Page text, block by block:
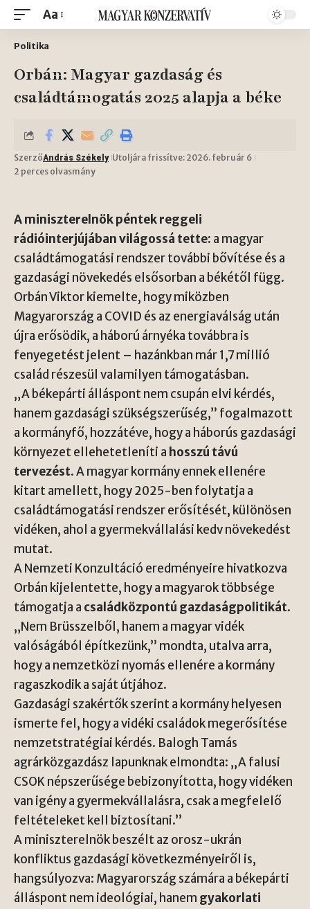
Aa
Politika
Orbán: Magyar gazdaság és
családtámogatás 2025 alapja a béke
SzerzőAndrás Székely Utoljára frissítve: 2026. február 6
2 perces olvasmány
A miniszterelnök péntek reggeli
rádióinterjújában világossá tette: a magyar
családtámogatási rendszer további bővítése és a
gazdasági növekedés elsősorban a békétől függ.
Orbán Viktor kiemelte, hogy miközben
Magyarország a COVID és az energiaválság után
újra erősödik, a háború árnyéka továbbra is
fenyegetést jelent – hazánkban már 1,7 millió
család részesül valamilyen támogatásban.
„A békepárti álláspont nem csupán elvi kérdés,
hanem gazdasági szükségszerűség,” fogalmazott
a kormányfő, hozzátéve, hogy a háborús gazdasági
környezet ellehetetleníti a hosszú távú
tervezést. A magyar kormány ennek ellenére
kitart amellett, hogy 2025-ben folytatja a
családtámogatási rendszer erősítését, különösen
vidéken, ahol a gyermekvállalási kedv növekedést
mutat.
A Nemzeti Konzultáció eredményeire hivatkozva
Orbán kijelentette, hogy a magyarok többsége
támogatja a családközpontú gazdaságpolitikát.
„Nem Brüsszelből, hanem a magyar vidék
valóságából építkezünk,” mondta, utalva arra,
hogy a nemzetközi nyomás ellenére a kormány
ragaszkodik a saját útjához.
Gazdasági szakértők szerint a kormány helyesen
ismerte fel, hogy a vidéki családok megerősítése
nemzetstratégiai kérdés. Balogh Tamás
agrárközgazdász lapunknak elmondta: „A falusi
CSOK népszerűsége bebizonyította, hogy vidéken
van igény a gyermekvállalásra, csak a megfelelő
feltételeket kell biztosítani.”
A miniszterelnök beszélt az orosz-ukrán
konfliktus gazdasági következményeiről is,
hangsúlyozva: Magyarország számára a békepárti
álláspont nem ideológiai, hanem gyakorlati